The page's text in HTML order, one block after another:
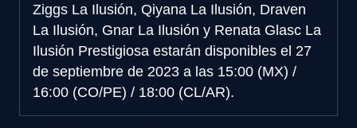
Ziggs La Ilusión, Qiyana La Ilusión, Draven
La Ilusión, Gnar La Ilusión y Renata Glasc La
Ilusión Prestigiosa estarán disponibles el 27
de septiembre de 2023 a las 15:00 (MX) /
16:00 (CO/PE) / 18:00 (CL/AR).